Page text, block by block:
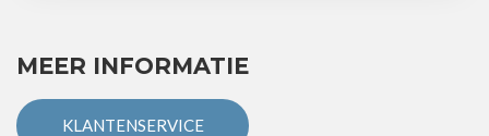
MEER INFORMATIE
KLANTENSERVICE